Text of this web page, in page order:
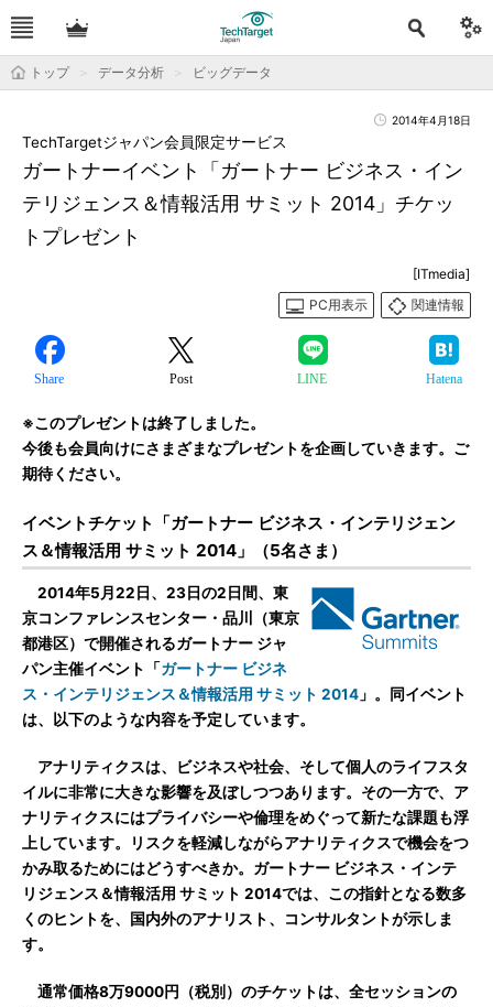
トップ データ分析 ビッグデータ
2014年4月18日
ガートナーイベント「ガートナー ビジネス・イン
テリジェンス＆情報活用 サミット 2014」チケッ
トプレゼント
TechTargetジャパン会員限定サービス
[ITmedia]
PC用表示
関連情報
Share Post LINE Hatena
※このプレゼントは終了しました。
今後も会員向けにさまざまなプレゼントを企画していきます。ご
期待ください。
イベントチケット「ガートナー ビジネス・インテリジェン
ス＆情報活用 サミット 2014」（5名さま）
2014年5月22日、23日の2日間、東
京コンファレンスセンター・品川（東京
都港区）で開催されるガートナー ジャ
パン主催イベント「ガートナー ビジネ
ス・インテリジェンス＆情報活用 サミット 2014 」。同イベント
は、以下のような内容を予定しています。
アナリティクスは、ビジネスや社会、そして個人のライフスタ
イルに非常に大きな影響を及ぼしつつあります。その一方で、ア
ナリティクスにはプライバシーや倫理をめぐって新たな課題も浮
上しています。リスクを軽減しながらアナリティクスで機会をつ
かみ取るためにはどうすべきか。ガートナー ビジネス・インテ
リジェンス＆情報活用 サミット 2014では、この指針となる数多
くのヒントを、国内外のアナリスト、コンサルタントが示しま
す。
通常価格8万9000円（税別）のチケットは、全セッションの